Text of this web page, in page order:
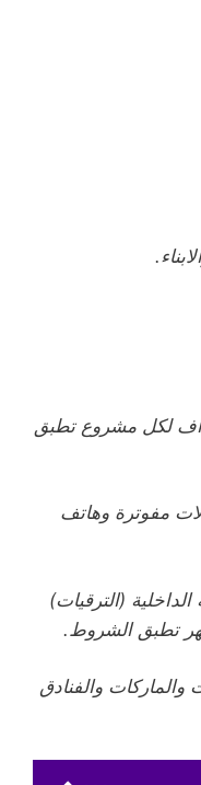
لكل مشروع تطبق
على الفاتورة 3 جوالات مفوترة وهاتف
(الترقيات)
والفنادق